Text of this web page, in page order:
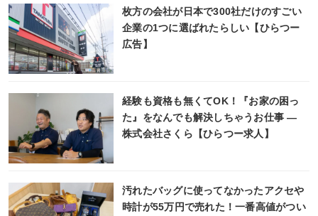
枚方の会社が日本で300社だけのすごい
企業の1つに選ばれたらしい【ひらつー
広告】
経験も資格も無くてOK！『お家の困っ
た』をなんでも解決しちゃうお仕事 ―
株式会社さくら【ひらつー求人】
汚れたバッグに使ってなかったアクセや
時計が55万円で売れた！一番高値がつい